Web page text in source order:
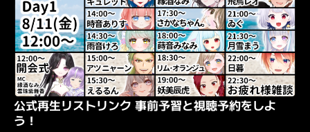
公式再生リストリンク 事前予習と視聴予約をしよ
う！